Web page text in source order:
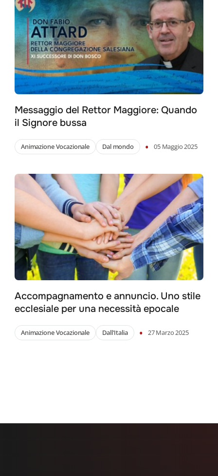
Messaggio del Rettor Maggiore: Quando
il Signore bussa
Animazione Vocazionale Dal mondo • 05 Maggio 2025
Accompagnamento e annuncio. Uno stile
ecclesiale per una necessità epocale
Animazione Vocazionale Dall'Italia • 27 Marzo 2025
for: